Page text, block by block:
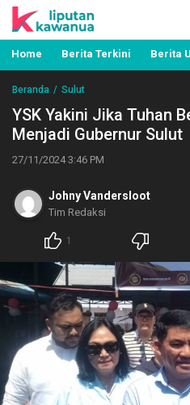
Liputan Kawanua
Berita Manado, Sulawesi
Pemerintahan, Hukum
Home Berita Terkini Berita
Beranda Sulut
YSK Yakini Jika Tuhan
Menjadi Gubernur Sulut
27/11/2024 3:46 PM
Johny Vandersloot
Tim Redaksi
1